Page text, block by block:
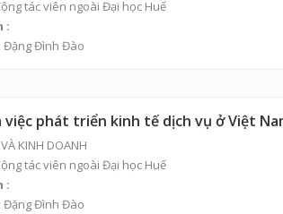
tác viên ngoài Đại học Huế
:
Đặng Đình Đào
việc phát triển kinh tế dịch vụ ở Việt
KINH DOANH
tác viên ngoài Đại học Huế
:
Đặng Đình Đào